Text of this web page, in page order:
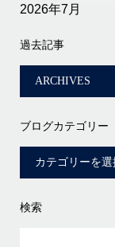
2026年7月
過去記事
ブログカテゴリー
検索